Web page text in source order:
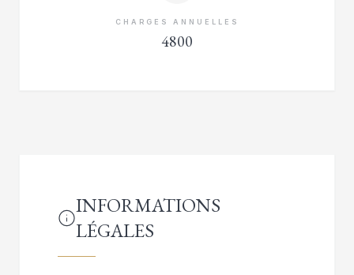
CHARGES ANNUELLES
4800
INFORMATIONS
LÉGALES